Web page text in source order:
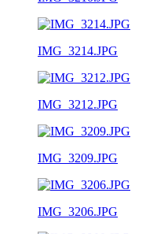
IMG_3214.JPG
IMG_3212.JPG
IMG_3209.JPG
IMG_3206.JPG